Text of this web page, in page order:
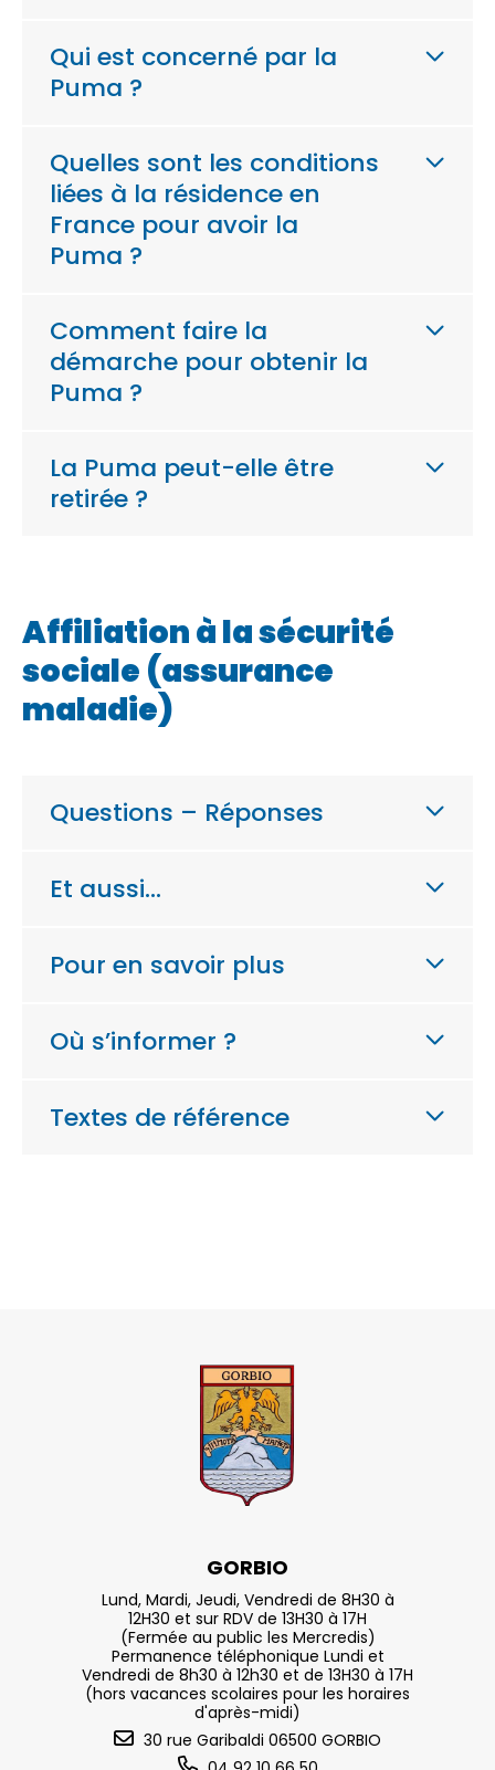
Qui est concerné par la
Puma ?
Quelles sont les conditions
liées à la résidence en
France pour avoir la
Puma ?
Comment faire la
démarche pour obtenir la
Puma ?
La Puma peut-elle être
retirée ?
Affiliation à la sécurité
sociale (assurance
maladie)
Questions – Réponses
Et aussi…
Pour en savoir plus
Où s’informer ?
Textes de référence
GORBIO
Lund, Mardi, Jeudi, Vendredi de 8H30 à
12H30 et sur RDV de 13H30 à 17H
(Fermée au public les Mercredis)
Permanence téléphonique Lundi et
Vendredi de 8h30 à 12h30 et de 13H30 à 17H
(hors vacances scolaires pour les horaires
d'après-midi)
30 rue Garibaldi 06500 GORBIO